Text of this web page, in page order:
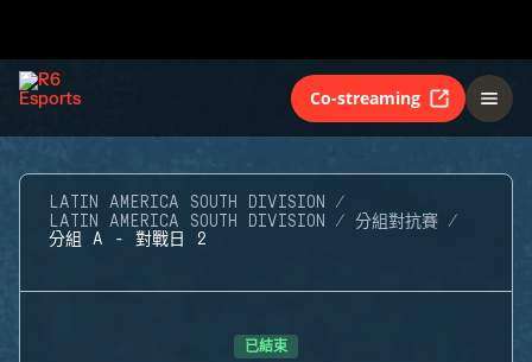
Co-streaming
LATIN AMERICA SOUTH DIVISION
LATIN AMERICA SOUTH DIVISION
分組對抗賽
分組 A - 對戰日 2
已結束